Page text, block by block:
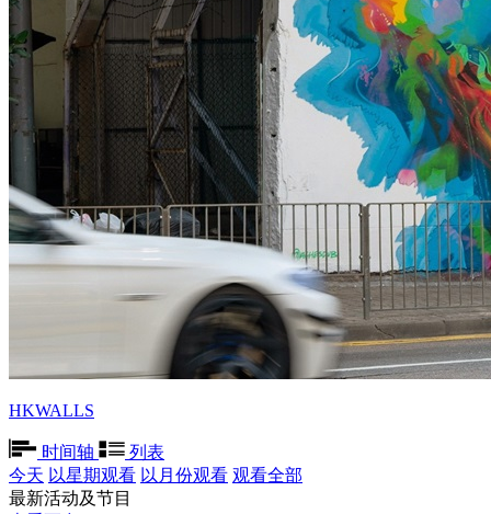
HKWALLS
时间轴
列表
今天 以星期观看 以月份观看 观看全部
最新活动及节目